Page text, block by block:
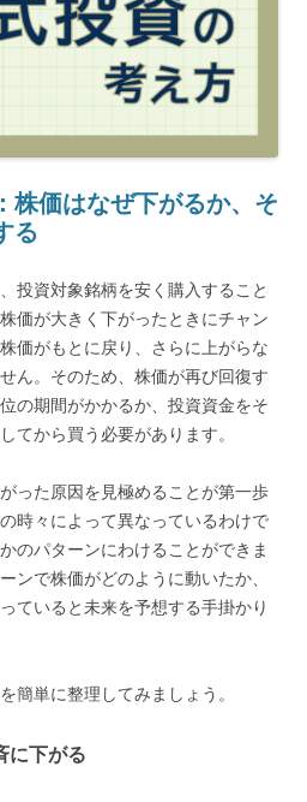
株価はなぜ下がるか、そ
る
投資対象銘柄を安く購入すること
価が大きく下がったときにチャン
価がもとに戻り、さらに上がらな
ん。そのため、株価が再び回復す
の期間がかかるか、投資資金をそ
てから買う必要があります。
った原因を見極めることが第一歩
時々によって異なっているわけで
のパターンにわけることができま
ンで株価がどのように動いたか、
ていると未来を予想する手掛かり
簡単に整理してみましょう。
に下がる